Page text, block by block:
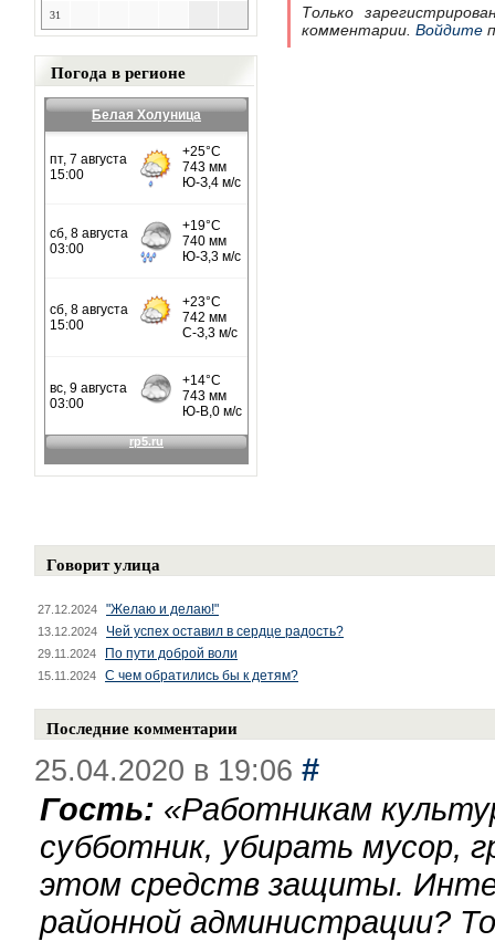
31
Погода в регионе
Белая Холуница
Только
комментарии. Войдите
Говорит улица
27.12.2024 "Желаю и делаю!"
13.12.2024 Чей успех оставил в сердце радость?
29.11.2024 По пути доброй воли
15.11.2024 С чем обратились бы к детям?
Последние комментарии
25.04.2020 в 19:06 #
Гость: «Работникам
субботник, убирать мусор,
этом средств защиты.
районной администрации?